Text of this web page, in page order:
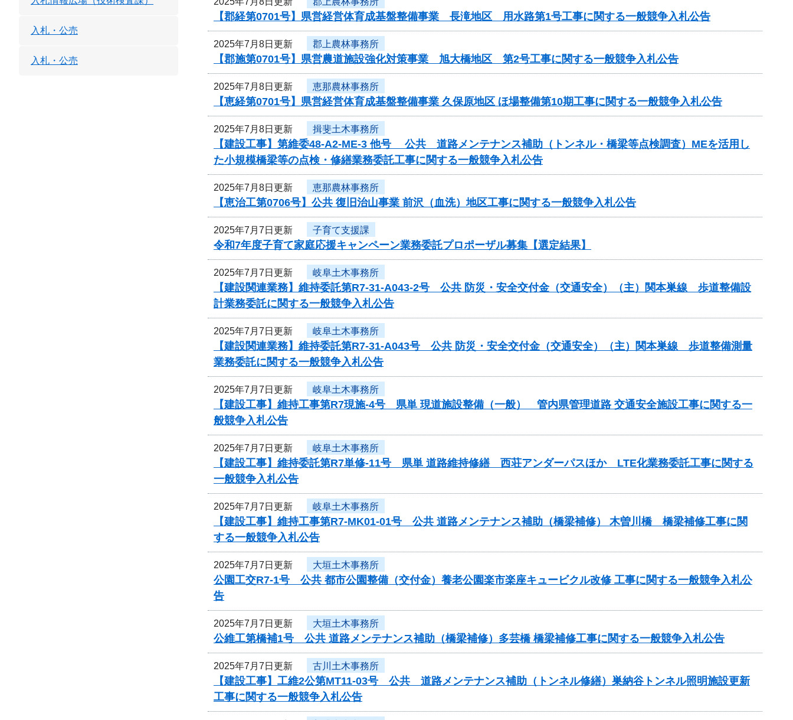
【郡経第0701号】県営経営体育成基盤整備事業 長滝地区 用水路第1号工事に関する一般競争入札公告
2025年7月8日更新 郡上農林事務所
【郡施第0701号】県営農道施設強化対策事業 旭大橋地区 第2号工事に関する一般競争入札公告
2025年7月8日更新 恵那農林事務所
【恵経第0701号】県営経営体育成基盤整備事業 久保原地区 ほ場整備第10期工事に関する一般競争入札公告
2025年7月8日更新 揖斐土木事務所
【建設工事】第維委48-A2-ME-3 他号 公共 道路メンテナンス補助（トンネル・橋梁等点検調査）MEを活用し
た小規模橋梁等の点検・修繕業務委託工事に関する一般競争入札公告
2025年7月8日更新 恵那農林事務所
【恵治工第0706号】公共 復旧治山事業 前沢（血洗）地区工事に関する一般競争入札公告
2025年7月7日更新 子育て支援課
令和7年度子育て家庭応援キャンペーン業務委託プロポーザル募集【選定結果】
2025年7月7日更新 岐阜土木事務所
【建設関連業務】維持委託第R7-31-A043-2号 公共 防災・安全交付金（交通安全）（主）関本巣線 歩道整備設
計業務委託に関する一般競争入札公告
2025年7月7日更新 岐阜土木事務所
【建設関連業務】維持委託第R7-31-A043号 公共 防災・安全交付金（交通安全）（主）関本巣線 歩道整備測量
業務委託に関する一般競争入札公告
2025年7月7日更新 岐阜土木事務所
【建設工事】維持工事第R7現施-4号 県単 現道施設整備（一般） 管内県管理道路 交通安全施設工事に関する一
般競争入札公告
2025年7月7日更新 岐阜土木事務所
【建設工事】維持委託第R7単修-11号 県単 道路維持修繕 西荘アンダーパスほか LTE化業務委託工事に関する
一般競争入札公告
2025年7月7日更新 岐阜土木事務所
【建設工事】維持工事第R7-MK01-01号 公共 道路メンテナンス補助（橋梁補修） 木曽川橋 橋梁補修工事に関
する一般競争入札公告
2025年7月7日更新 大垣土木事務所
公園工交R7-1号 公共 都市公園整備（交付金）養老公園楽市楽座キュービクル改修 工事に関する一般競争入札公
告
2025年7月7日更新 大垣土木事務所
公維工第橋補1号 公共 道路メンテナンス補助（橋梁補修）多芸橋 橋梁補修工事に関する一般競争入札公告
2025年7月7日更新 古川土木事務所
【建設工事】工維2公第MT11-03号 公共 道路メンテナンス補助（トンネル修繕）巣納谷トンネル照明施設更新
工事に関する一般競争入札公告
入札・公売
入札・公売